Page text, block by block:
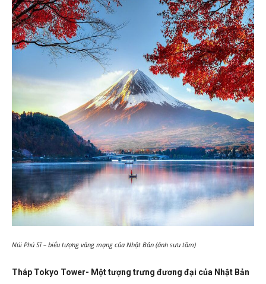
Núi Phú Sĩ – biểu tượng văng mạng của Nhật Bản (ảnh sưu tầm)
Tháp Tokyo Tower- Một tượng trưng đương đại của Nhật Bản